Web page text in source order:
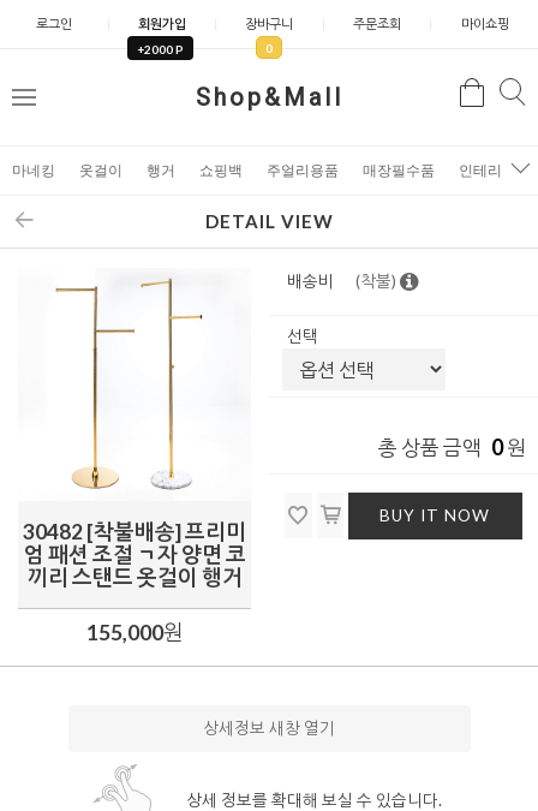
로그인 회원가입
+2000 P
장바구니
0
주문조회 마이쇼핑
Shop&Mall
메
검
마네킹 옷걸이 행거 쇼핑백 주얼리용품 매장필수품 인테리어소
DETAIL VIEW
30482 [착불배송] 프리미
엄 패션 조절 ㄱ자 양면 코
끼리 스탠드 옷걸이 행거
155,000원
배송비 (착불)
선택
총 상품 금액 0원
BUY IT NOW
상세정보 새창 열기
상세 정보를 확대해 보실 수 있습니다.